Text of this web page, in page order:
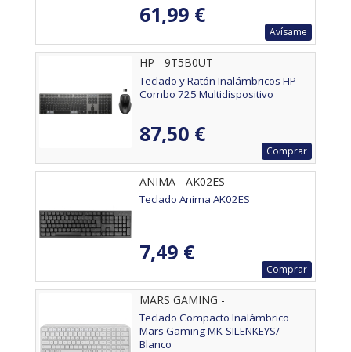
61,99 €
Avísame
HP - 9T5B0UT
Teclado y Ratón Inalámbricos HP
Combo 725 Multidispositivo
87,50 €
Comprar
ANIMA - AK02ES
Teclado Anima AK02ES
7,49 €
Comprar
MARS GAMING -
MKSILENKEYSWES
Teclado Compacto Inalámbrico
Mars Gaming MK-SILENKEYS/
Blanco